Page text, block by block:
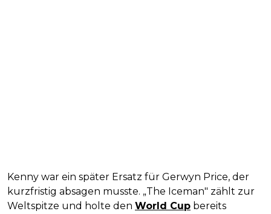
Kenny war ein später Ersatz für Gerwyn Price, der
kurzfristig absagen musste. „The Iceman" zählt zur
Weltspitze und holte den World Cup bereits